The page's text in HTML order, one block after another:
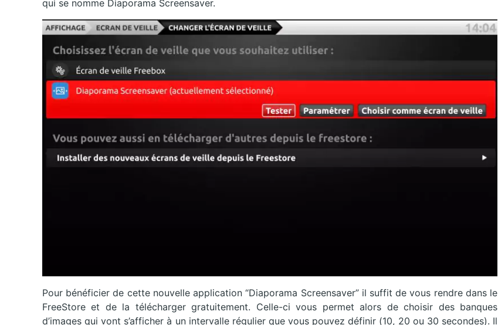
qui se nomme Diaporama Screensaver.
Pour bénéficier de cette nouvelle application “Diaporama Screensaver” il suffit de vous rendre dans le
FreeStore et de la télécharger gratuitement. Celle-ci vous permet alors de choisir des banques
d’images qui vont s’afficher à un intervalle régulier que vous pouvez définir (10, 20 ou 30 secondes). Il